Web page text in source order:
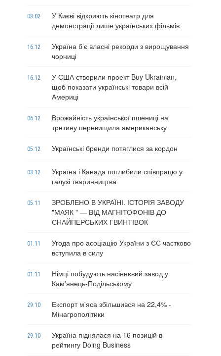
08.02
У Києві відкриють кінотеатр для
демонстрації лише українських фільмів
16.12
Україна б’є власні рекорди з вирощування
чорниці
16.12
У США створили проект Buy Ukrainian,
щоб показати українські товари всій
Америці
06.12
Врожайність української пшениці на
третину перевищила американську
05.12 Українські бренди потяглися за кордон
03.12
Україна і Канада поглибили співпрацю у
галузі тваринництва
05.11
ЗРОБЛЕНО В УКРАЇНІ. ІСТОРІЯ ЗАВОДУ
"МАЯК " — ВІД МАГНІТОФОНІВ ДО
СНАЙПЕРСЬКИХ ГВИНТІВОК
01.11
Угода про асоціацію України з ЄС частково
вступила в силу
01.11
Німці побудують насіннєвий завод у
Кам'янець-Подільському
29.10
Експорт м'яса збільшився на 22,4% -
Мінагрополітики
29.10
Україна піднялася на 16 позицій в
рейтингу Doing Business